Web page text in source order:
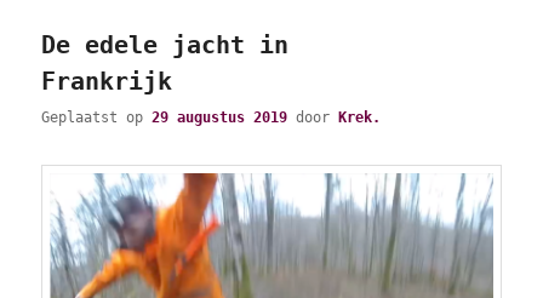
De edele jacht in
Frankrijk
Geplaatst op29 augustus 2019 doorKrek.